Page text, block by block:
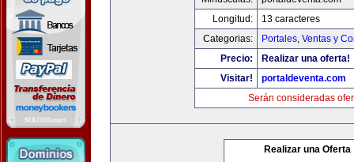
Longitud:
13 caracteres
Categorias:
Portales, Ventas y
Precio:
Realizar una oferta!
Visitar!
portaldeventa.com
Serán consideradas
Realizar una Oferta